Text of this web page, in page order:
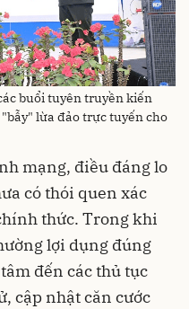
buổi tuyên truyền kiến
lừa đảo trực tuyến cho
mạng, điều đáng lo
có thói quen xác
thức. Trong khi
lợi dụng đúng
đến các thủ tục
cập nhật căn cước